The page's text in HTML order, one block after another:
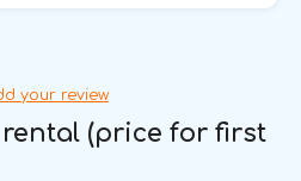
your review
(price for first